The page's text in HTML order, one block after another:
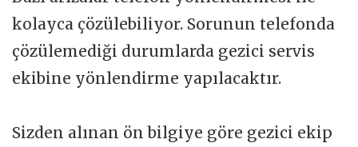
kolayca çözülebiliyor. Sorunun telefonda
çözülemediği durumlarda gezici servis
ekibine yönlendirme yapılacaktır.
Sizden alınan ön bilgiye göre gezici ekip